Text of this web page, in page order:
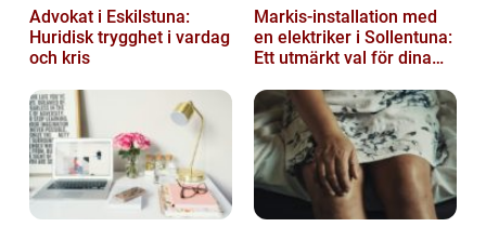
Advokat i Eskilstuna:
Huridisk trygghet i vardag
och kris
Markis-installation med
en elektriker i Sollentuna:
Ett utmärkt val för dina